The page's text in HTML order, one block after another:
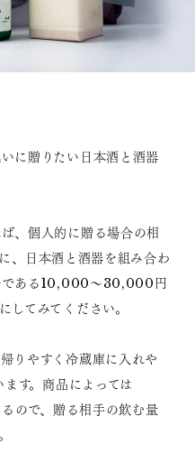
に贈りたい日本酒と酒器
、個人的に贈る場合の相
日本酒と酒器を組み合わ
である10,000～30,000円
してみてください。
りやすく冷蔵庫に入れや
す。商品によっては
ので、贈る相手の飲む量